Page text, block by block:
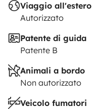
Viaggio all'estero
Autorizzato
Patente di guida
Patente B
Animali a bordo
Non autorizzato
Veicolo fumatori